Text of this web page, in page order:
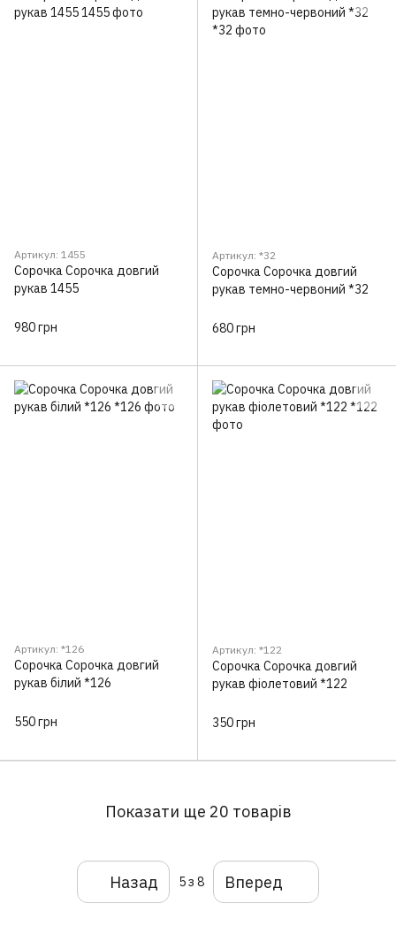
Артикул: 1455
Сорочка Сорочка довгий
рукав 1455
980 грн
Артикул: *32
Сорочка Сорочка довгий
рукав темно-червоний *32
680 грн
Артикул: *126
Сорочка Сорочка довгий
рукав білий *126
550 грн
Артикул: *122
Сорочка Сорочка довгий
рукав фіолетовий *122
350 грн
Показати ще 20 товарів
Назад 5з 8 Вперед